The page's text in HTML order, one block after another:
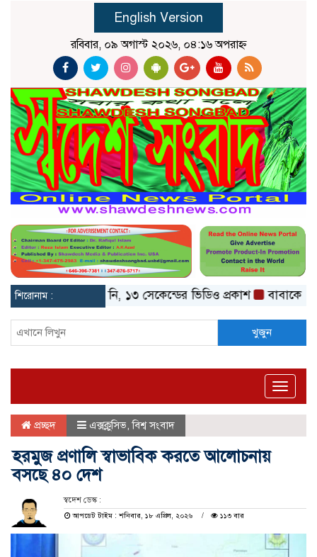
English Version
রবিবার, ০৯ অগাস্ট ২০২৬, ০৪:১৬ অপরাহ্ন
শিরোনাম :
মোজতবা খামেনি, ১৩ সেকেন্ডের ভিডিও প্রকাশ বাবাকে শেষ
খুজুন
Toggle
প্রচ্ছদ এক্সক্লুসিভ ,বিশ্ব সংবাদ
হরমুজ প্রণালি স্বাভাবিক করতে আলোচনায়
বসছে ৪০ দেশ
স্বদেশ ডেস্ক :
আপডেট টাইম : শনিবার, ১৮ এপ্রিল, ২০২৬
১১৩ বার